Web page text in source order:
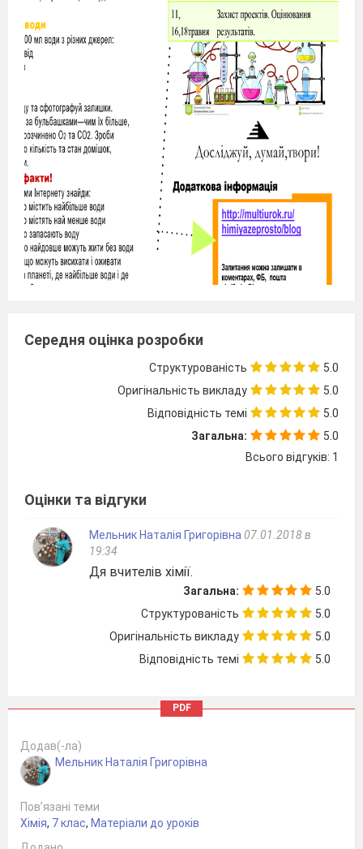




Теми
планету варто
Середня оцінка розробки
Структурованість
5.0
Оригінальність викладу
5.0
Відповідність темі
5.0
Загальна:
5.0
Всього відгуків: 1
Оцінки та відгуки
Мельник Наталія Григорівна 07.01.2018 в
19:34
Дя вчителів хімії.
Загальна:
5.0
Структурованість
5.0
Оригінальність викладу
5.0
Відповідність темі
5.0
PDF
Додав(-ла)
Мельник Наталія Григорівна
Пов’язані теми
Хімія, 7 клас, Матеріали до уроків